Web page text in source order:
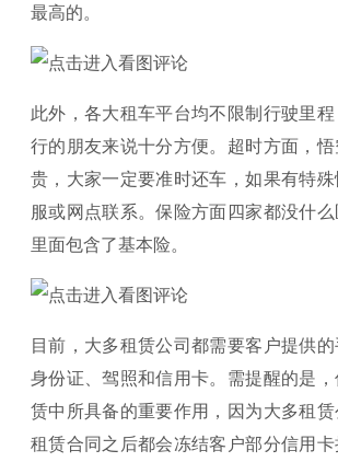
最高的。
此外，各大租车平台均不限制行驶里
行的朋友来说十分方便。超时方面，
贵，大家一定要准时还车，如果有特
服或网点联系。保险方面四家都没什
里面包含了基本险。
目前，大多租赁公司都需要客户提供
身份证、驾照和信用卡。需提醒的是
赁中所具备的重要作用，因为大多租
租赁合同之后都会冻结客户部分信用